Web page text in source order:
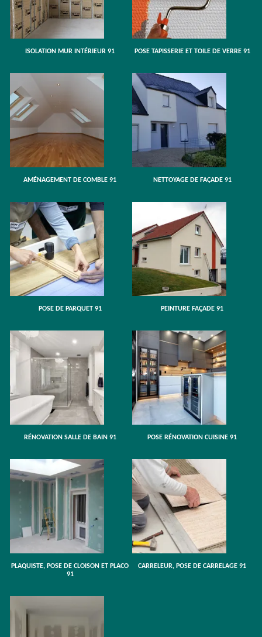
ISOLATION MUR INTÉRIEUR 91 POSE TAPISSERIE ET TOILE DE VERRE 91
AMÉNAGEMENT DE COMBLE 91 NETTOYAGE DE FAÇADE 91
POSE DE PARQUET 91 PEINTURE FAÇADE 91
RÉNOVATION SALLE DE BAIN 91 POSE RÉNOVATION CUISINE 91
PLAQUISTE, POSE DE CLOISON ET PLACO
91
CARRELEUR, POSE DE CARRELAGE 91